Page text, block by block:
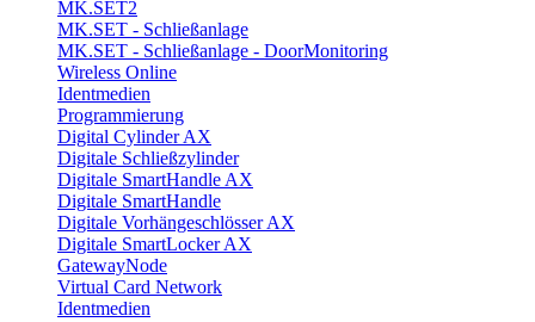
MK.SET2
MK.SET - Schließanlage
MK.SET - Schließanlage - DoorMonitoring
Wireless Online
Identmedien
Programmierung
Digital Cylinder AX
Digitale Schließzylinder
Digitale SmartHandle AX
Digitale SmartHandle
Digitale Vorhängeschlösser AX
Digitale SmartLocker AX
GatewayNode
Virtual Card Network
Identmedien